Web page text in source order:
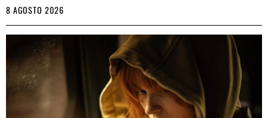
8 AGOSTO 2026